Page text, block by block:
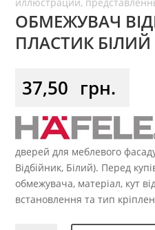
ОБМЕЖУВАЧ
ПЛАСТИК БІЛИЙ
37,50 грн.
дверей для меблевого
Відбійник, Білий). Перед
обмежувача, матеріал, кут
встановлення та тип